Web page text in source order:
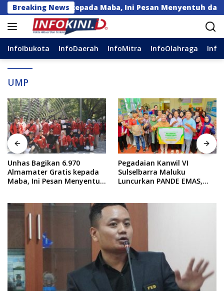
Langsung
ke
konten
Breaking News
Gratis kepada Maba, Ini Pesan Menyentuh dari
InfoIbukota InfoDaerah InfoMitra InfoOlahraga
UMP
Pegadaian Kanwil VI
Sulselbarra Maluku
Luncurkan PANDE EMAS,
Panggil Menteri Investasi,
Prabowo Terima Laporan
Perkembangan Kampung